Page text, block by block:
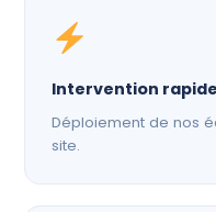
Intervention rapide
Déploiement de nos
site.